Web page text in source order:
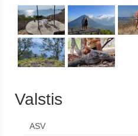
Valstis
ASV